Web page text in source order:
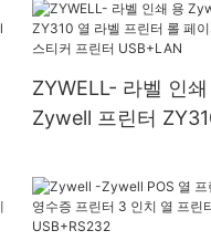
ZYWELL- 라벨 인
Zywell 프린터
스 스티커 프린터